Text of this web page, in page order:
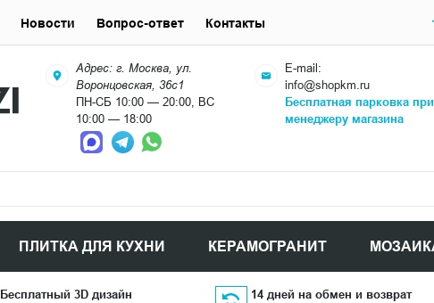
Адрес: г. Москва, ул.
Воронцовская, 36с1
ПН-СБ 10:00 — 20:00, ВС
10:00 — 18:00
E-mail:
info@shopkm.ru
Бесплатная парковка
менеджеру магазина
ПЛИТКА ДЛЯ КУХНИ КЕРАМОГРАНИТ
Новости Вопрос-ответ Контакты
Бесплатный 3D дизайн
14 дней на обмен и возврат